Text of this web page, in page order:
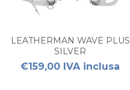
LEATHERMAN WAVE PLUS
SILVER
€159,00 IVA inclusa